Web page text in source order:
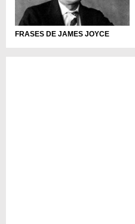
FRASES DE JAMES JOYCE